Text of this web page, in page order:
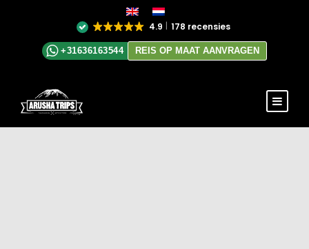
4.9 178 recensies
+31636163544 REIS OP MAAT AANVRAGEN